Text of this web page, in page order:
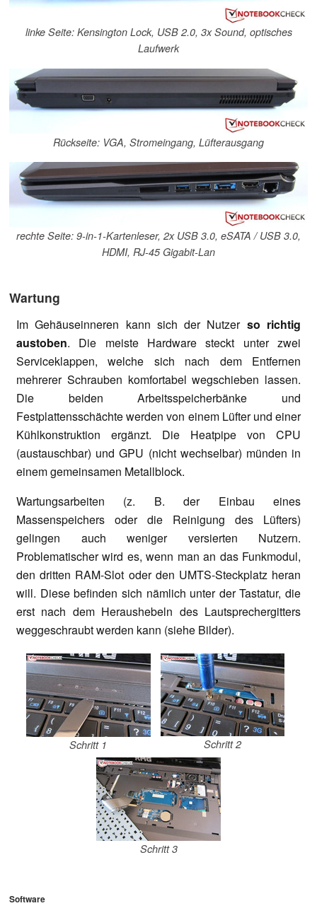
linke Seite: Kensington Lock, USB 2.0, 3x Sound, optisches
Laufwerk
Rückseite: VGA, Stromeingang, Lüfterausgang
rechte Seite: 9-in-1-Kartenleser, 2x USB 3.0, eSATA / USB 3.0,
HDMI, RJ-45 Gigabit-Lan
Wartung
Im Gehäuseinneren kann sich der Nutzer so richtig
austoben. Die meiste Hardware steckt unter zwei
Serviceklappen, welche sich nach dem Entfernen
mehrerer Schrauben komfortabel wegschieben lassen.
Die beiden Arbeitsspeicherbänke und
Festplattensschächte werden von einem Lüfter und einer
Kühlkonstruktion ergänzt. Die Heatpipe von CPU
(austauschbar) und GPU (nicht wechselbar) münden in
einem gemeinsamen Metallblock.
Wartungsarbeiten (z. B. der Einbau eines
Massenspeichers oder die Reinigung des Lüfters)
gelingen auch weniger versierten Nutzern.
Problematischer wird es, wenn man an das Funkmodul,
den dritten RAM-Slot oder den UMTS-Steckplatz heran
will. Diese befinden sich nämlich unter der Tastatur, die
erst nach dem Heraushebeln des Lautsprechergitters
weggeschraubt werden kann (siehe Bilder).
Schritt 1 Schritt 2
Schritt 3
Software